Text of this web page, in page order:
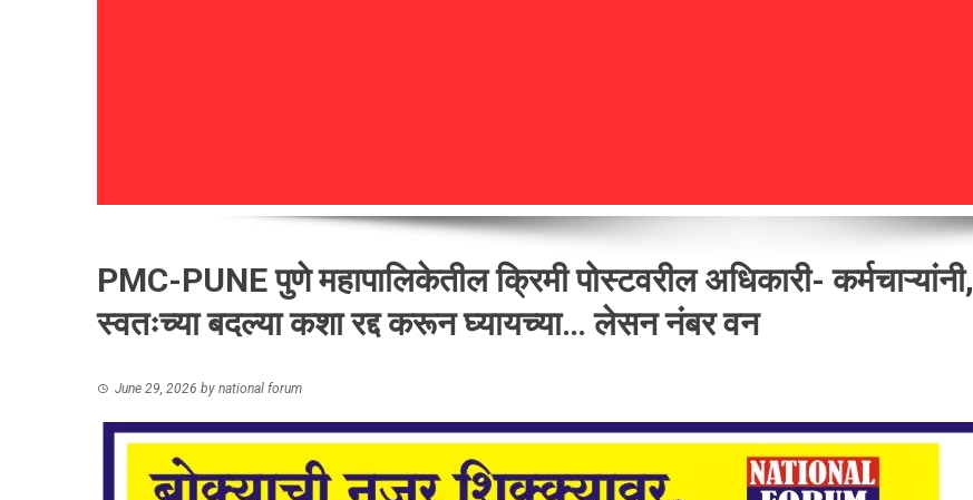
PMC-PUNE पुणे महापालिकेतील क्रिमी पोस्टवरील अधिकारी- कर्मचाऱ्यांनी,
स्वतःच्या बदल्या कशा रद्द करून घ्यायच्या… लेसन नंबर वन
June 29, 2026 by national forum